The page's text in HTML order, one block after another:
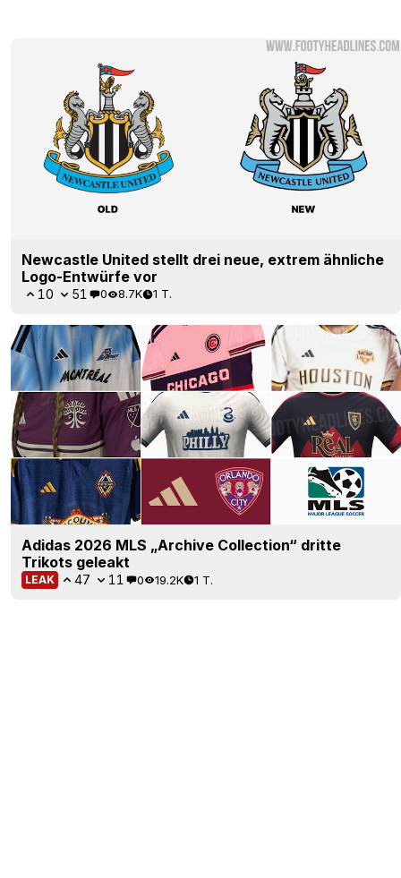
Newcastle United stellt drei neue, extrem ähnliche
Logo-Entwürfe vor
10 51 0 8.7K 1 T.
Adidas 2026 MLS „Archive Collection“ dritte
Trikots geleakt
LEAK 47 11 0 19.2K 1 T.